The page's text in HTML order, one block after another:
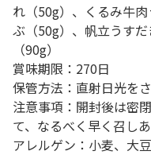
れ（50g）、くるみ牛
ぶ（50g）、帆立うす
（90g）
賞味期限：270日
保管方法：直射日光を
注意事項：開封後は密
て、なるべく早く召し
アレルゲン：小麦、大